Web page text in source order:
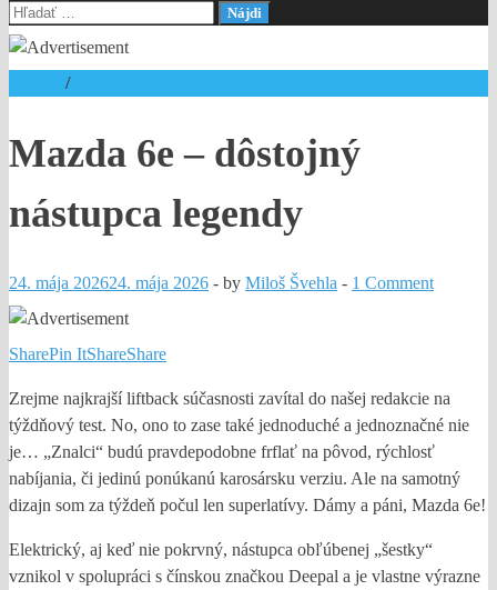
Hľadať:
/
Mazda 6e – dôstojný
nástupca legendy
24. mája 202624. mája 2026 - by Miloš Švehla - 1 Comment
SharePin ItShareShare
Zrejme najkrajší liftback súčasnosti zavítal do našej redakcie na
týždňový test. No, ono to zase také jednoduché a jednoznačné nie
je… „Znalci“ budú pravdepodobne frflať na pôvod, rýchlosť
nabíjania, či jedinú ponúkanú karosársku verziu. Ale na samotný
dizajn som za týždeň počul len superlatívy. Dámy a páni, Mazda 6e!
Elektrický, aj keď nie pokrvný, nástupca obľúbenej „šestky“
vznikol v spolupráci s čínskou značkou Deepal a je vlastne výrazne